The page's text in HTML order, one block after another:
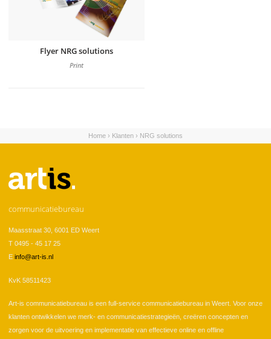
Flyer NRG solutions
Print
U bent hier
Home › Klanten › NRG solutions
communicatiebureau
Maasstraat 30, 6001 ED Weert
T 0495 - 45 17 25
E info@art-is.nl
KvK 58511423
Art-is communicatiebureau is een full-service communicatiebureau in Weert. Voor onze
klanten ontwikkelen we merk- en communicatiestrategieën, creëren concepten en
zorgen voor de uitvoering en implementatie van effectieve online en offline